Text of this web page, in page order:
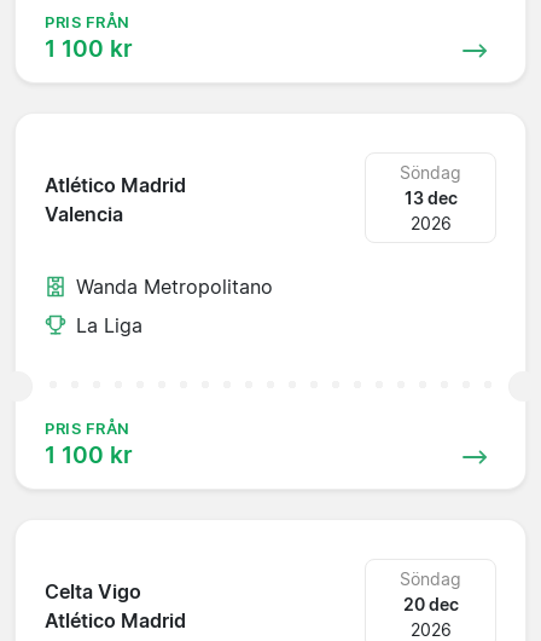
PRIS FRÅN
1 100 kr
Atlético Madrid
Valencia
Söndag
13 dec
2026
Wanda Metropolitano
La Liga
PRIS FRÅN
1 100 kr
Celta Vigo
Atlético Madrid
Söndag
20 dec
2026